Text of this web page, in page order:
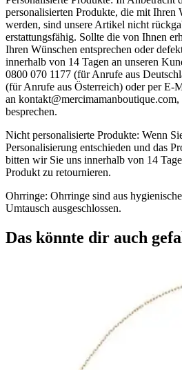
personalisierten Produkte, die mit Ihren
werden, sind unsere Artikel nicht
erstattungsfähig. Sollte die von Ihnen
Ihren Wünschen entsprechen oder
innerhalb von 14 Tagen an unseren
0800 070 1177 (für Anrufe aus
(für Anrufe aus Österreich) oder per E-
an kontakt@mercimamanboutique.com,
besprechen.
Nicht personalisierte Produkte: Wenn
Personalisierung entschieden und das
bitten wir Sie uns innerhalb von 14
Produkt zu retournieren.
Ohrringe: Ohrringe sind aus
Umtausch ausgeschlossen.
Das könnte dir auch